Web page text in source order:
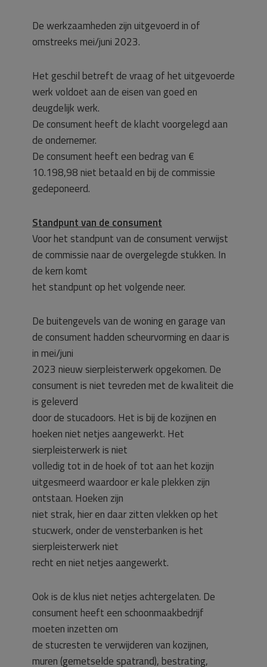
De werkzaamheden zijn uitgevoerd in of
omstreeks mei/juni 2023.
Het geschil betreft de vraag of het uitgevoerde
werk voldoet aan de eisen van goed en
deugdelijk werk.
De consument heeft de klacht voorgelegd aan
de ondernemer.
De consument heeft een bedrag van €
10.198,98 niet betaald en bij de commissie
gedeponeerd.
Standpunt van de consument
Voor het standpunt van de consument verwijst
de commissie naar de overgelegde stukken. In
de kern komt
het standpunt op het volgende neer.
De buitengevels van de woning en garage van
de consument hadden scheurvorming en daar is
in mei/juni
2023 nieuw sierpleisterwerk opgekomen. De
consument is niet tevreden met de kwaliteit die
is geleverd
door de stucadoors. Het is bij de kozijnen en
hoeken niet netjes aangewerkt. Het
sierpleisterwerk is niet
volledig tot in de hoek of tot aan het kozijn
uitgesmeerd waardoor er kale plekken zijn
ontstaan. Hoeken zijn
niet strak, hier en daar zitten vlekken op het
stucwerk, onder de vensterbanken is het
sierpleisterwerk niet
recht en niet netjes aangewerkt.
Ook is de klus niet netjes achtergelaten. De
consument heeft een schoonmaakbedrijf
moeten inzetten om
de stucresten te verwijderen van kozijnen,
muren (gemetselde spatrand), bestrating,